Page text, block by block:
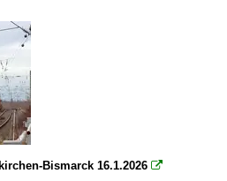
Bismarck 16.1.2026 